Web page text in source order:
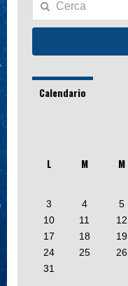
Calendario
L M M
3
4 5
10
11 12
17
18 19
24
25 26
31